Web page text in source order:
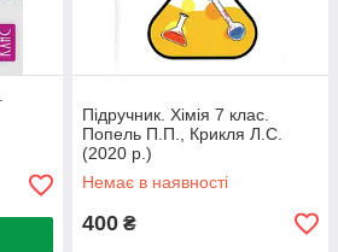
Підручник. Хімія 7 клас.
Попель П.П., Крикля Л.С.
(2020 р.)
Немає в наявності
400 ₴